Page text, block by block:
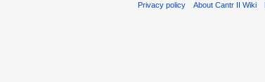
Privacy policy About Cantr II Wiki